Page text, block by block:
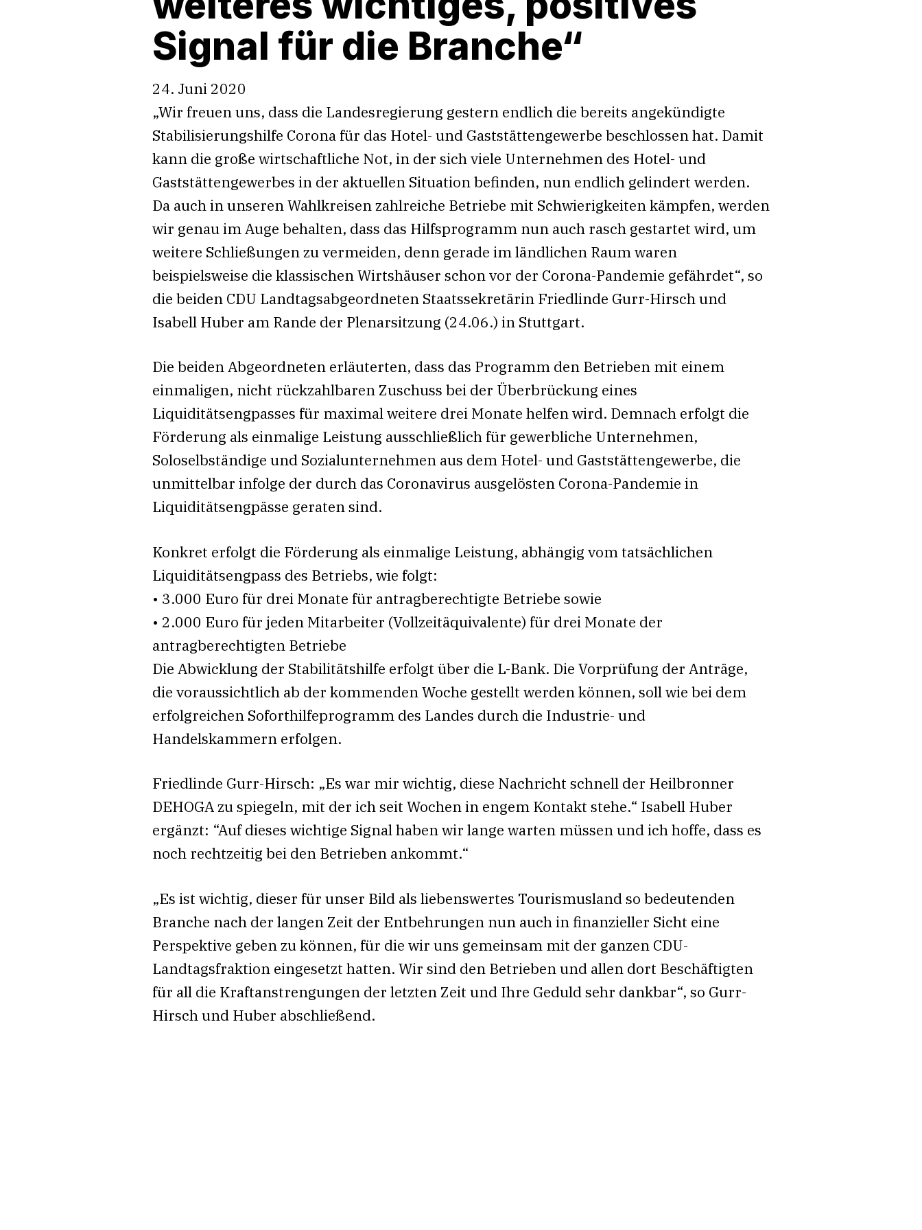
Signal für die Branche“
24. Juni 2020
„Wir freuen uns, dass die Landesregierung gestern endlich die bereits angekündigte
Stabilisierungshilfe Corona für das Hotel- und Gaststättengewerbe beschlossen hat. Damit
kann die große wirtschaftliche Not, in der sich viele Unternehmen des Hotel- und
Gaststättengewerbes in der aktuellen Situation befinden, nun endlich gelindert werden.
Da auch in unseren Wahlkreisen zahlreiche Betriebe mit Schwierigkeiten kämpfen, werden
wir genau im Auge behalten, dass das Hilfsprogramm nun auch rasch gestartet wird, um
weitere Schließungen zu vermeiden, denn gerade im ländlichen Raum waren
beispielsweise die klassischen Wirtshäuser schon vor der Corona-Pandemie gefährdet“, so
die beiden CDU Landtagsabgeordneten Staatssekretärin Friedlinde Gurr-Hirsch und
Isabell Huber am Rande der Plenarsitzung (24.06.) in Stuttgart.
Die beiden Abgeordneten erläuterten, dass das Programm den Betrieben mit einem
einmaligen, nicht rückzahlbaren Zuschuss bei der Überbrückung eines
Liquiditätsengpasses für maximal weitere drei Monate helfen wird. Demnach erfolgt die
Förderung als einmalige Leistung ausschließlich für gewerbliche Unternehmen,
Soloselbständige und Sozialunternehmen aus dem Hotel- und Gaststättengewerbe, die
unmittelbar infolge der durch das Coronavirus ausgelösten Corona-Pandemie in
Liquiditätsengpässe geraten sind.
Konkret erfolgt die Förderung als einmalige Leistung, abhängig vom tatsächlichen
Liquiditätsengpass des Betriebs, wie folgt:
• 3.000 Euro für drei Monate für antragberechtigte Betriebe sowie
• 2.000 Euro für jeden Mitarbeiter (Vollzeitäquivalente) für drei Monate der
antragberechtigten Betriebe
Die Abwicklung der Stabilitätshilfe erfolgt über die L-Bank. Die Vorprüfung der Anträge,
die voraussichtlich ab der kommenden Woche gestellt werden können, soll wie bei dem
erfolgreichen Soforthilfeprogramm des Landes durch die Industrie- und
Handelskammern erfolgen.
Friedlinde Gurr-Hirsch: „Es war mir wichtig, diese Nachricht schnell der Heilbronner
DEHOGA zu spiegeln, mit der ich seit Wochen in engem Kontakt stehe.“ Isabell Huber
ergänzt: “Auf dieses wichtige Signal haben wir lange warten müssen und ich hoffe, dass es
noch rechtzeitig bei den Betrieben ankommt.“
„Es ist wichtig, dieser für unser Bild als liebenswertes Tourismusland so bedeutenden
Branche nach der langen Zeit der Entbehrungen nun auch in finanzieller Sicht eine
Perspektive geben zu können, für die wir uns gemeinsam mit der ganzen CDU-
Landtagsfraktion eingesetzt hatten. Wir sind den Betrieben und allen dort Beschäftigten
für all die Kraftanstrengungen der letzten Zeit und Ihre Geduld sehr dankbar“, so Gurr-
Hirsch und Huber abschließend.